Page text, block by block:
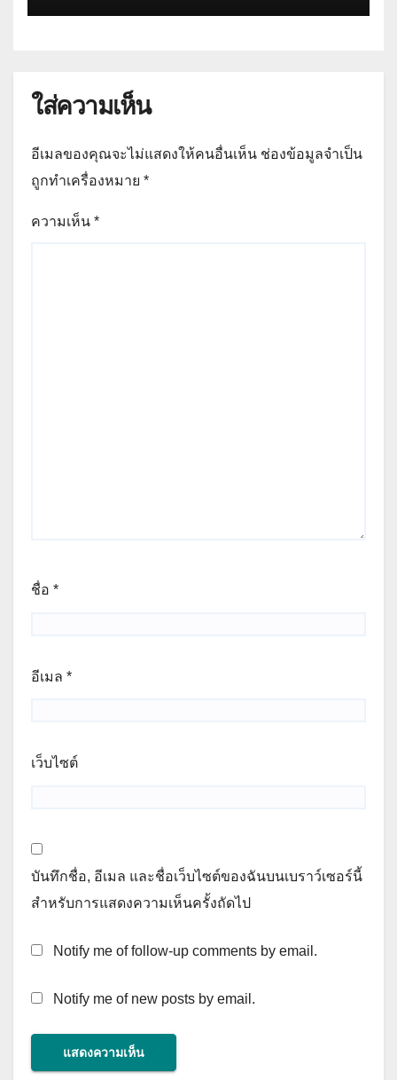
ใส่ความเห็น
อีเมลของคุณจะไม่แสดงให้คนอื่นเห็น ช่องข้อมูลจำเป็น
ถูกทำเครื่องหมาย *
ความเห็น *
ชื่อ *
อีเมล *
เว็บไซต์
บันทึกชื่อ, อีเมล และชื่อเว็บไซต์ของฉันบนเบราว์เซอร์นี้
สำหรับการแสดงความเห็นครั้งถัดไป
Notify me of follow-up comments by email.
Notify me of new posts by email.